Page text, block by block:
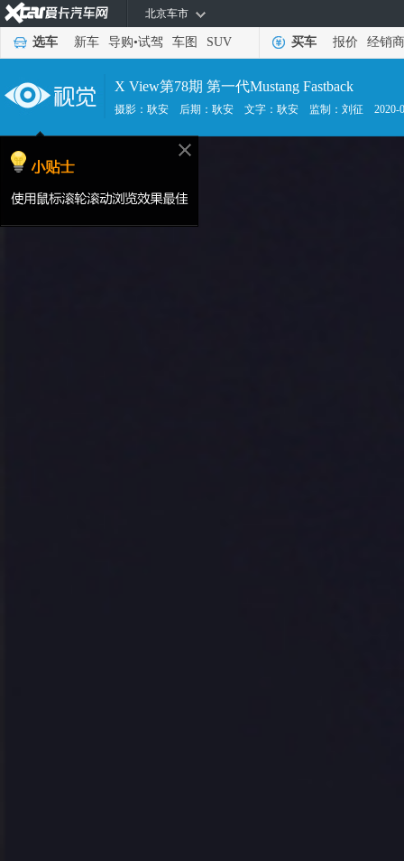
北京车市
选车 新车 导购•试驾 车图 SUV 买车 报价 经销商
X View第78期 第一代Mustang Fastback
摄影：耿安 后期：耿安 文字：耿安 监制：刘征 2020-